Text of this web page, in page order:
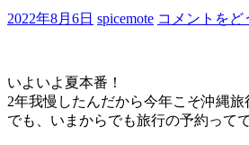
2022年8月6日 spicemote コメントをど
いよいよ夏本番！
2年我慢したんだから今年こそ沖縄
でも、いまからでも旅行の予約って